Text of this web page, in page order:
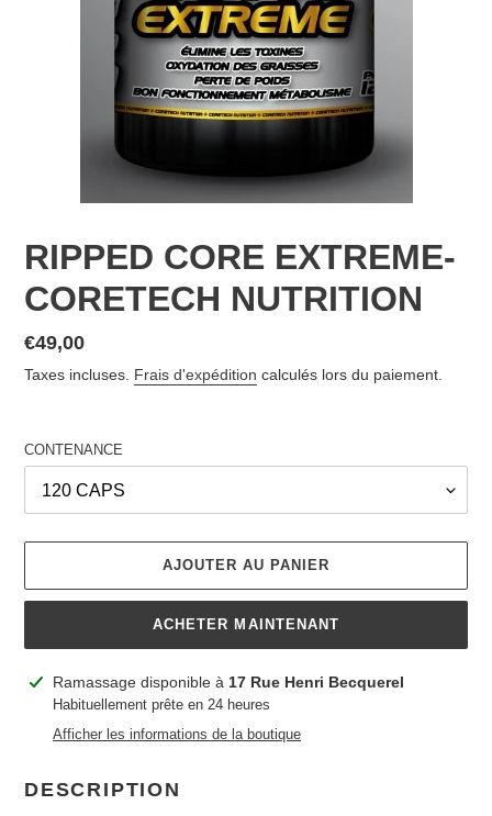
RIPPED CORE EXTREME-
CORETECH NUTRITION
Prix
normal
€49,00
Taxes incluses. Frais d'expédition calculés lors du paiement.
CONTENANCE
AJOUTER AU PANIER
ACHETER MAINTENANT
Ajout
produit
panier
Ramassage disponible à 17 Rue Henri Becquerel
Habituellement prête en 24 heures
Afficher les informations de la boutique
DESCRIPTION